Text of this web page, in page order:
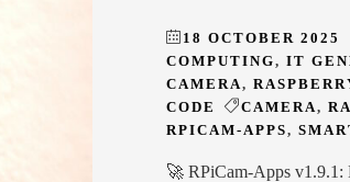
18 OCTOBER 2025
COMPUTING, IT
CAMERA,
CODE
CAMERA,
RPICAM-APPS,
🚀 RPiCam-Apps v1.9.1: